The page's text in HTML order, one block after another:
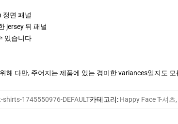
정면 패널
jersey 뒤 패널
있습니다
해 다만, 주어지는 제품에 있는 경미한 variances일지도
shirts-1745550976-DEFAULT카테고리: Happy Face T-셔츠,